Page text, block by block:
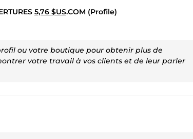
5,76 $US.COM (Profile)
ou votre boutique pour obtenir plus de
votre travail à vos clients et de leur parler